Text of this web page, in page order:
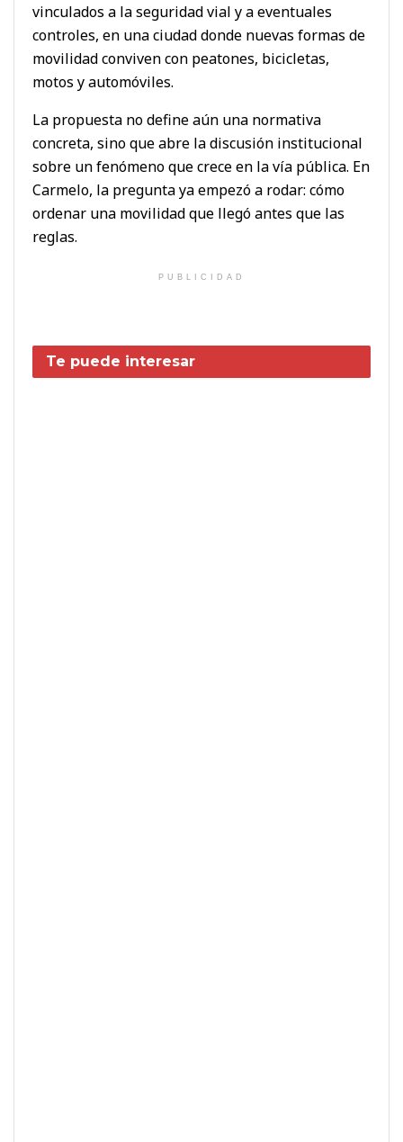
vinculados a la seguridad vial y a eventuales
controles, en una ciudad donde nuevas formas de
movilidad conviven con peatones, bicicletas,
motos y automóviles.
La propuesta no define aún una normativa
concreta, sino que abre la discusión institucional
sobre un fenómeno que crece en la vía pública. En
Carmelo, la pregunta ya empezó a rodar: cómo
ordenar una movilidad que llegó antes que las
reglas.
PUBLICIDAD
Te puede interesar